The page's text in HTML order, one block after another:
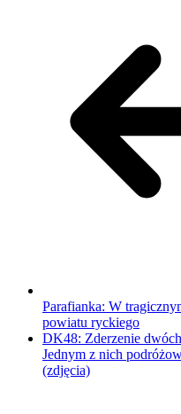
Parafianka: W
powiatu ryckiego
DK48: Zderzenie
Jednym z nich
(zdjęcia)